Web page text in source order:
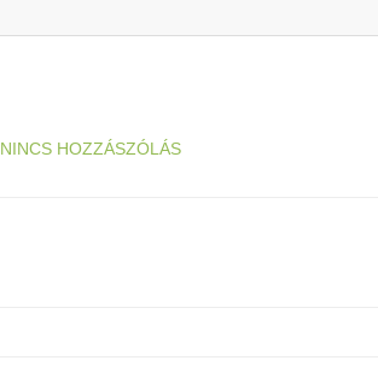
NINCS HOZZÁSZÓLÁS